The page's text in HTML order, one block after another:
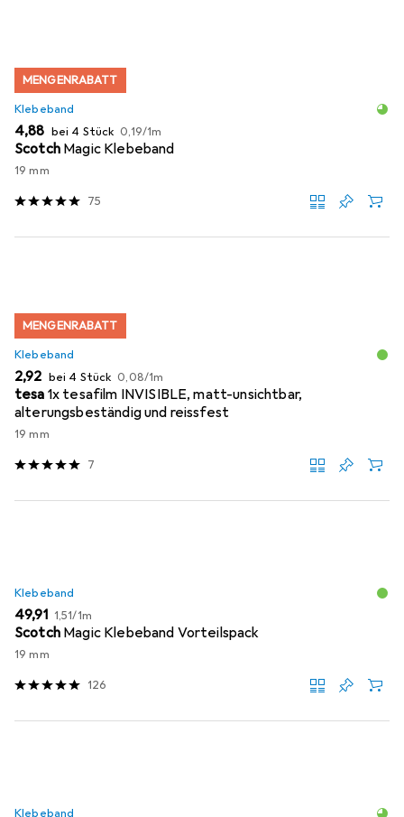
MENGENRABATT
Klebeband
EUR
4,88 bei 4 Stück EUR
0,19/1m
Scotch Magic Klebeband
19 mm
75
MENGENRABATT
Klebeband
EUR
2,92 bei 4 Stück EUR
0,08/1m
tesa 1x tesafilm INVISIBLE, matt-unsichtbar,
alterungsbeständig und reissfest
19 mm
7
Klebeband
EUR
49,91 EUR
1,51/1m
Scotch Magic Klebeband Vorteilspack
19 mm
126
Klebeband